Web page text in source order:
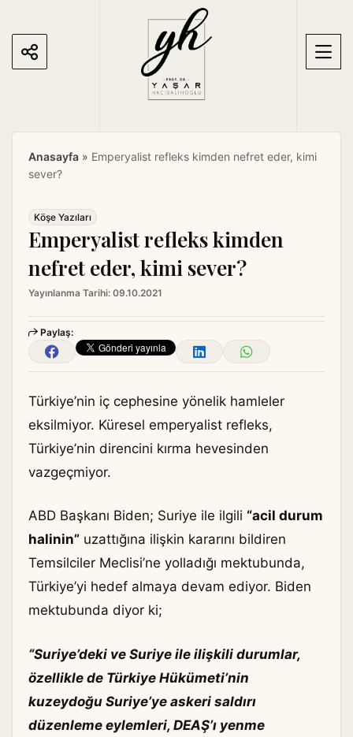
Anasayfa » Emperyalist refleks kimden nefret eder, kimi
sever?
Köşe Yazıları
Emperyalist refleks kimden
nefret eder, kimi sever?
Yayınlanma Tarihi: 09.10.2021
Paylaş:
Türkiye’nin iç cephesine yönelik hamleler
eksilmiyor. Küresel emperyalist refleks,
Türkiye’nin direncini kırma hevesinden
vazgeçmiyor.
ABD Başkanı Biden; Suriye ile ilgili “acil durum
halinin” uzattığına ilişkin kararını bildiren
Temsilciler Meclisi’ne yolladığı mektubunda,
Türkiye’yi hedef almaya devam ediyor. Biden
mektubunda diyor ki;
“Suriye’deki ve Suriye ile ilişkili durumlar,
özellikle de Türkiye Hükümeti’nin
kuzeydoğu Suriye’ye askeri saldırı
düzenleme eylemleri, DEAŞ’ı yenme